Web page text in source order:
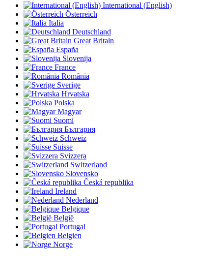
International (English)
Österreich
Italia
Deutschland
Great Britain
España
Slovenija
France
România
Sverige
Hrvatska
Polska
Magyar
Suomi
България
Schweiz
Suisse
Svizzera
Switzerland
Slovensko
Česká republika
Ireland
Nederland
Belgique
België
Portugal
Belgien
Norge